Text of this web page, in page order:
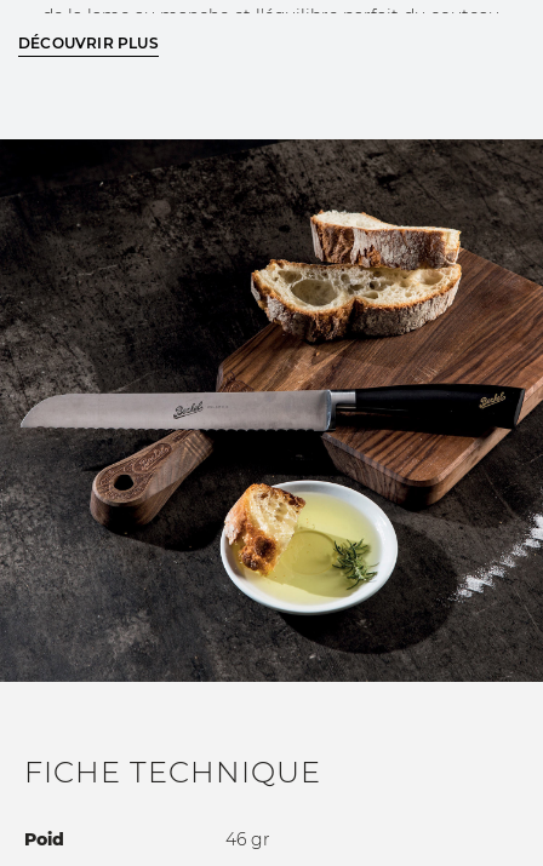
de la lame au manche et l'équilibre parfait du couteau
lors de l'utilisation
EN SAVOIR PLUS
DÉCOUVRIR PLUS
FICHE TECHNIQUE
Poid 46 gr